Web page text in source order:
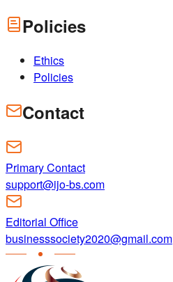
Policies
Ethics
Policies
Contact
Primary Contact
support@ijo-bs.com
Editorial Office
businesssociety2020@gmail.com